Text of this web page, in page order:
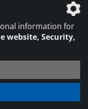
information for
website, Security,